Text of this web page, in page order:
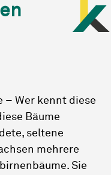
– Wer kennt diese
Bäume
seltene
mehrere
Sie